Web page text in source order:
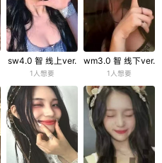
sw4.0 智 线上ver.
1人想要
wm3.0 智 线下ver.
1人想要